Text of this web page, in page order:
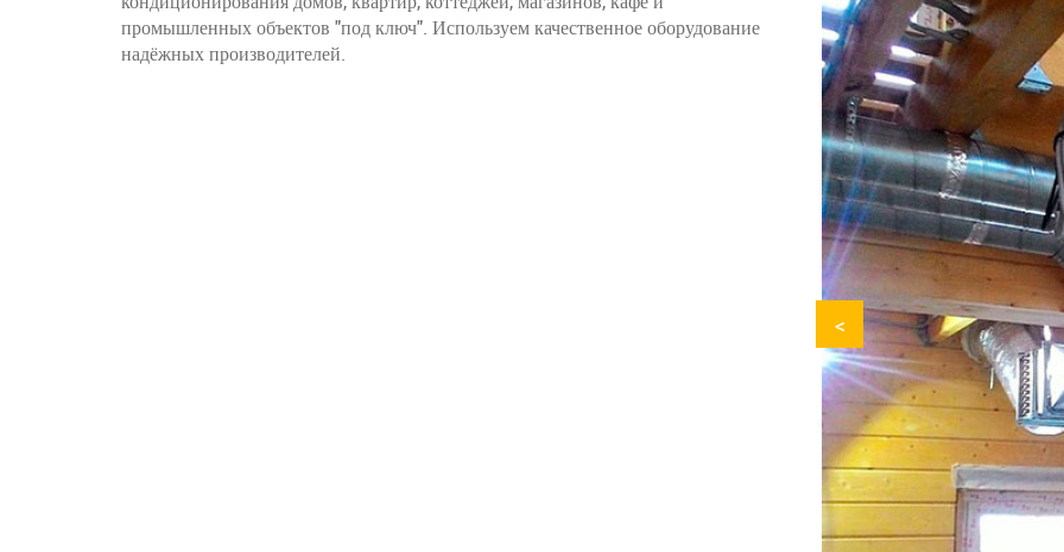
промышленных объектов "под ключ". Используем качественное оборудование
надёжных производителей.
<